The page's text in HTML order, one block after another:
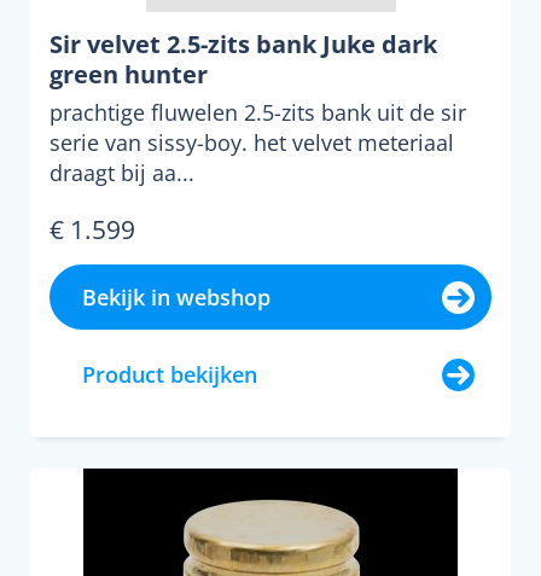
Sir velvet 2.5-zits bank Juke dark
green hunter
prachtige fluwelen 2.5-zits bank uit de sir
serie van sissy-boy. het velvet meteriaal
draagt bij aa...
€ 1.599
Bekijk in webshop
Product bekijken